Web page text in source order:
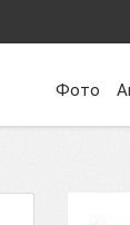
Фото